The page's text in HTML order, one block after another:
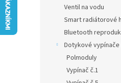
Ventil na vodu
Smart radiátorové
Bluetooth
Dotykové vypínače
Polmoduly
Vypínač č.1